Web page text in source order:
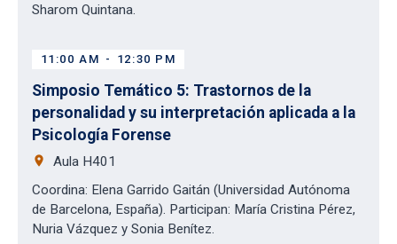
Sharom Quintana.
11:00 AM - 12:30 PM
Simposio Temático 5: Trastornos de la
personalidad y su interpretación aplicada a la
Psicología Forense
place
Aula H401
Coordina: Elena Garrido Gaitán (Universidad Autónoma
de Barcelona, España). Participan: María Cristina Pérez,
Nuria Vázquez y Sonia Benítez.